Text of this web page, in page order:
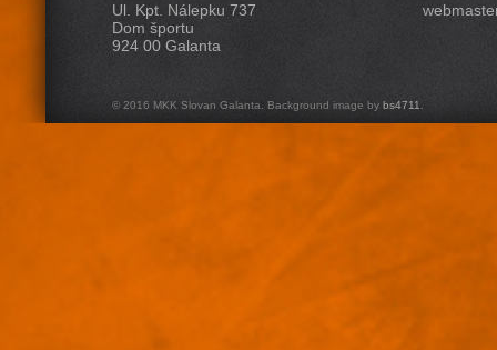
Ul. Kpt. Nálepku 737
Dom športu
924 00 Galanta
© 2016 MKK Slovan Galanta. Background image by bs4711